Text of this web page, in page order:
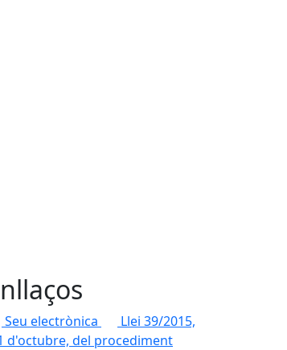
Seu electrònica
Llei 39/2015,
d'octubre, del procediment